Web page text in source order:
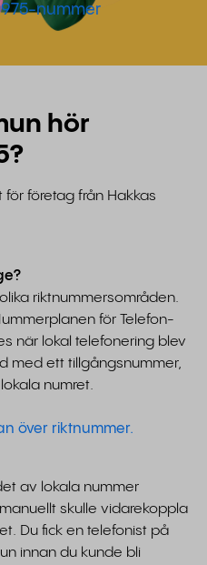
nummer
hör
företag från Hakkas
riktnummersområden.
för Telefon-
när lokal telefonering blev
med ett tillgångsnummer,
numret.
över riktnummer.
av lokala nummer
skulle vidarekoppla
Du fick en telefonist på
innan du kunde bli